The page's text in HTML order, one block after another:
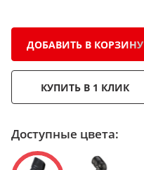
ДОБАВИТЬ В КОРЗИНУ
КУПИТЬ В 1 КЛИК
Доступные цвета: